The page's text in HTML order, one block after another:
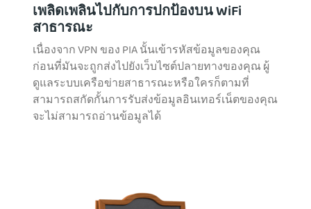
เพลิดเพลินไปกับการปกป้องบน WiFi
สาธารณะ
เนื่องจาก VPN ของ PIA นั้นเข้ารหัสข้อมูลของคุณ
ก่อนที่มันจะถูกส่งไปยังเว็บไซต์ปลายทางของคุณ ผู้
ดูแลระบบเครือข่ายสาธารณะหรือใครก็ตามที่
สามารถสกัดกั้นการรับส่งข้อมูลอินเทอร์เน็ตของคุณ
จะไม่สามารถอ่านข้อมูลได้